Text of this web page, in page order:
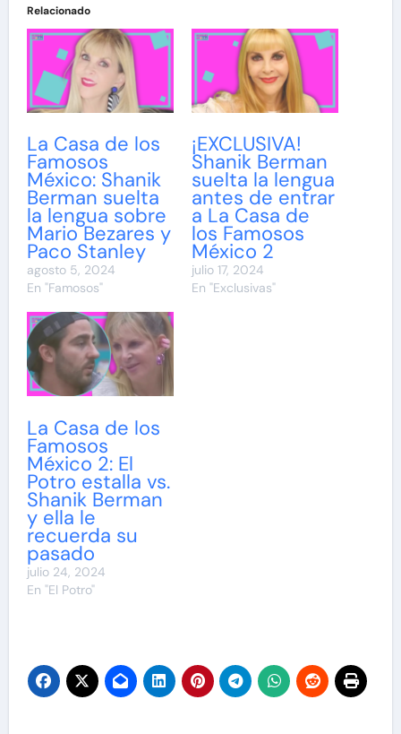
Relacionado
La Casa de los
Famosos
México: Shanik
Berman suelta
la lengua sobre
Mario Bezares y
Paco Stanley
agosto 5, 2024
En "Famosos"
¡EXCLUSIVA!
Shanik Berman
suelta la lengua
antes de entrar
a La Casa de
los Famosos
México 2
julio 17, 2024
En "Exclusivas"
La Casa de los
Famosos
México 2: El
Potro estalla vs.
Shanik Berman
y ella le
recuerda su
pasado
julio 24, 2024
En "El Potro"